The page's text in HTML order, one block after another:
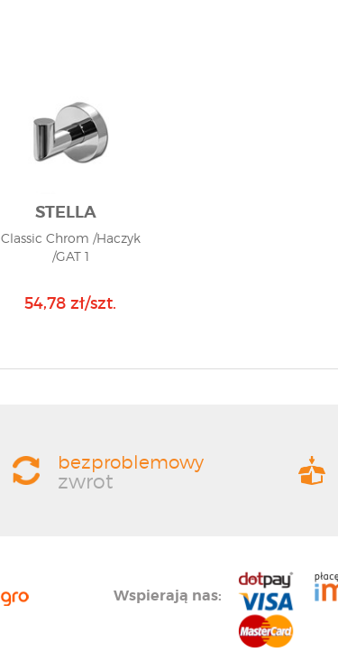
STELLA
Classic Chrom /Haczyk
/GAT 1
54,78 zł/szt.
bezproblemowy
zwrot
Wspierają nas: